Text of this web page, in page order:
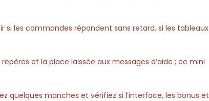
si les commandes répondent sans retard, si les tableaux
et la place laissée aux messages d’aide ; ce mini
quelques manches et vérifiez si l’interface, les bonus et